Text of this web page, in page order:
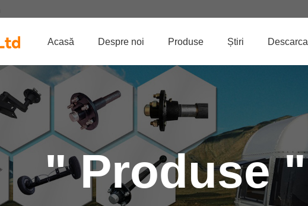
Acasă Despre noi Produse Știri Descarca
" Produse "